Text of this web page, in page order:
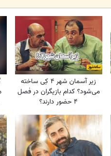
زیر آسمان شهر 4 کِی ساخته
می‌شود؟ کدام بازیگران در فصل
4 حضور دارند؟